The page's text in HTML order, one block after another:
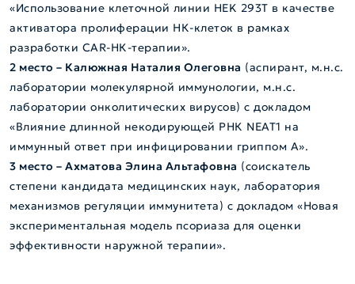
«Использование клеточной линии HEK 293T в качестве
активатора пролиферации НК-клеток в рамках
разработки CAR-НК-терапии».
2 место – Калюжная Наталия Олеговна (аспирант, м.н.с.
лаборатории молекулярной иммунологии, м.н.с.
лаборатории онколитических вирусов) с докладом
«Влияние длинной некодирующей РНК NEAT1 на
иммунный ответ при инфицировании гриппом А».
3 место – Ахматова Элина Альтафовна (соискатель
степени кандидата медицинских наук, лаборатория
механизмов регуляции иммунитета) с докладом «Новая
экспериментальная модель псориаза для оценки
эффективности наружной терапии».